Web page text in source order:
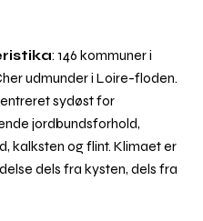
: 146 kommuner i
udmunder i Loire-floden.
sydøst for
jordbundsforhold,
kalksten og flint. Klimaet er
dels fra kysten, dels fra